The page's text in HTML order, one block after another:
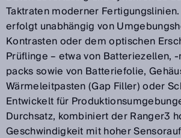
Taktraten moderner
erfolgt unabhängig von
Kontrasten oder dem optischen
Prüflinge – etwa von Batteriezellen,
packs sowie von Batteriefolie,
Wärmeleitpasten (Gap Filler) oder
Entwickelt für
Durchsatz, kombiniert der Ranger3
Geschwindigkeit mit hoher